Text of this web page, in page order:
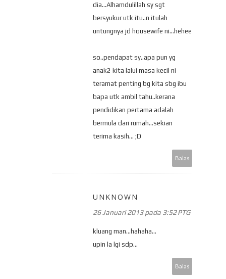
dia...Alhamdulillah sy sgt
bersyukur utk itu..n itulah
untungnya jd housewife ni...hehee
so..pendapat sy..apa pun yg
anak2 kita lalui masa kecil ni
teramat penting bg kita sbg ibu
bapa utk ambil tahu..kerana
pendidikan pertama adalah
bermula dari rumah...sekian
terima kasih... ;D
Balas
UNKNOWN
26 Januari 2013 pada 3:52 PTG
kluang man...hahaha...
upin la lgi sdp...
Balas